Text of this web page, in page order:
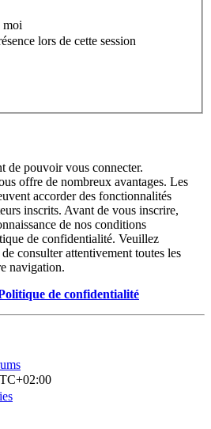
moi
lors de cette session
de pouvoir vous connecter.
offre de nombreux avantages. Les
accorder des fonctionnalités
inscrits. Avant de vous inscrire,
de nos conditions
de confidentialité. Veuillez
consulter attentivement toutes les
navigation.
de confidentialité